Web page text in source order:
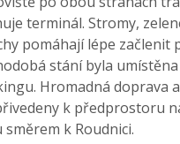
terminál. Stromy,
pomáhají lépe začlenit
stání byla
Hromadná doprava a
k předprostoru
k Roudnici.